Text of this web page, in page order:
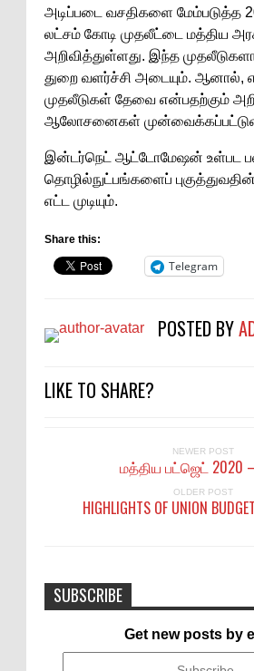
அடிப்படை வசதிகளை மேம்படுத்த
லட்சம் கோடி முதலீட்டை மத்திய
அறிவித்துள்ளது. இந்த
துறை வளர்ச்சி அடையும். ஆனால்,
முதலீடுகள் தேவை என்பதற்கும்
ஆலோசனைகள்
இன்டர்நெட் ஆட்டோமேஷன் உள்பட
தொழில்நுட்பங்களைப்
எட்ட முடியும்.
Share this:
Telegram
POSTED BY
LIKE TO SHARE?
NEWER POST
மத்திய பட்ஜெட் 2020
OLDER POST
HIGHLIGHTS OF UNION
SUBSCRIBE
Get new posts by